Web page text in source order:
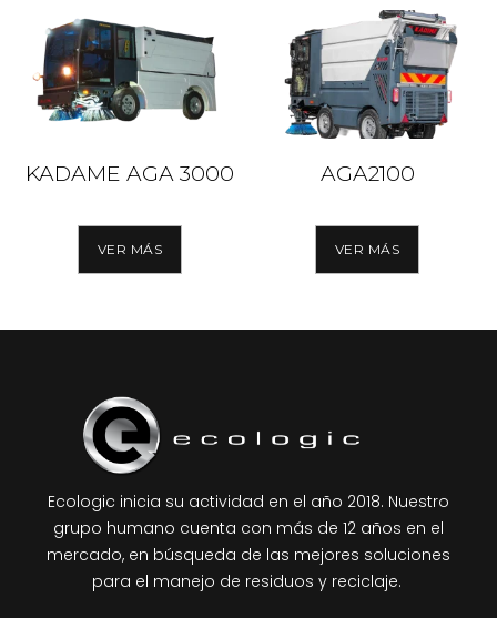
KADAME AGA 3000
VER MÁS
AGA2100
VER MÁS
Ecologic inicia su actividad en el año 2018. Nuestro
grupo humano cuenta con más de 12 años en el
mercado, en búsqueda de las mejores soluciones
para el manejo de residuos y reciclaje.